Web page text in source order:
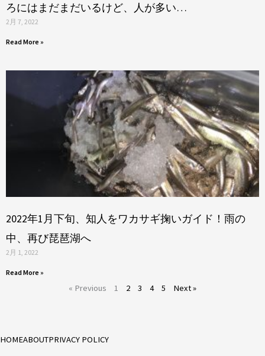
ろにはまだまだいるけど、人が多い…
2月 7, 2022
Read More »
2022年1月下旬、知人をワカサギ掬いガイド！雨の
中、再び琵琶湖へ
2月 1, 2022
Read More »
« Previous 1 2 3 4 5 Next »
HOMEABOUTPRIVACY POLICY